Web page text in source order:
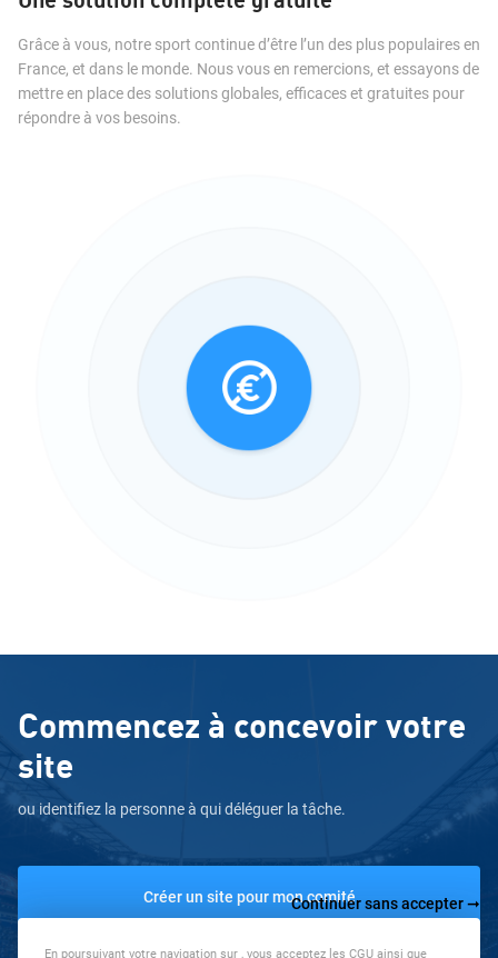
Grâce à vous, notre sport continue d’être l’un des plus populaires en
France, et dans le monde. Nous vous en remercions, et essayons de
mettre en place des solutions globales, efficaces et gratuites pour
répondre à vos besoins.
Commencez à concevoir votre
site
ou identifiez la personne à qui déléguer la tâche.
Créer un site pour mon comité
En poursuivant votre navigation sur , vous acceptez les CGU ainsi que
Continuer sans accepter ➞